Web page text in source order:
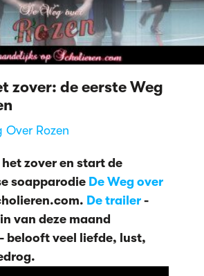
zover: de eerste Weg
Over Rozen
zover en start de
soapparodie De Weg over
De trailer-
van deze maand
belooft veel liefde, lust,